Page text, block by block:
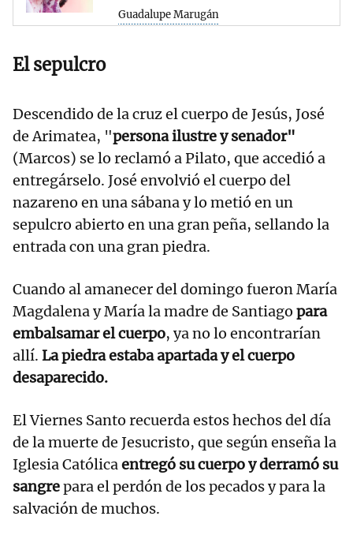
Guadalupe Marugán
El sepulcro
Descendido de la cruz el cuerpo de Jesús, José
de Arimatea, "persona ilustre y senador"
(Marcos) se lo reclamó a Pilato, que accedió a
entregárselo. José envolvió el cuerpo del
nazareno en una sábana y lo metió en un
sepulcro abierto en una gran peña, sellando la
entrada con una gran piedra.
Cuando al amanecer del domingo fueron María
Magdalena y María la madre de Santiago para
embalsamar el cuerpo, ya no lo encontrarían
allí. La piedra estaba apartada y el cuerpo
desaparecido.
El Viernes Santo recuerda estos hechos del día
de la muerte de Jesucristo, que según enseña la
Iglesia Católicaentregó su cuerpo y derramó su
sangrepara el perdón de los pecados y para la
salvación de muchos.